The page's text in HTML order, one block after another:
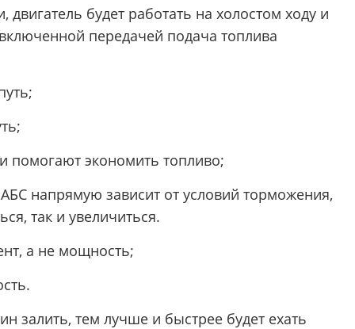
двигатель будет работать на холостом ходу и
передачей подача топлива
помогают экономить топливо;
напрямую зависит от условий торможения,
так и увеличиться.
а не мощность;
залить, тем лучше и быстрее будет ехать